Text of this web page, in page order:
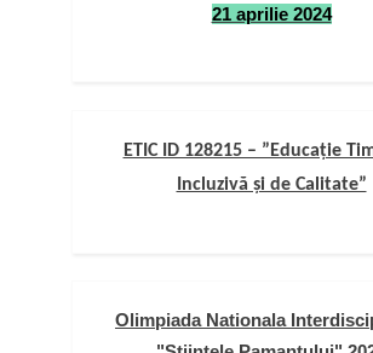
21 aprilie 2024
ETIC ID 128215 – ”Educație
Incluzivă și de Calitate”
Olimpiada Nationala